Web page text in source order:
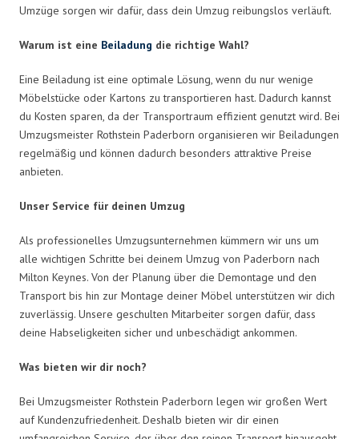
Umzüge sorgen wir dafür, dass dein Umzug reibungslos verläuft.
Warum ist eine Beiladung die richtige Wahl?
Eine Beiladung ist eine optimale Lösung, wenn du nur wenige
Möbelstücke oder Kartons zu transportieren hast. Dadurch kannst
du Kosten sparen, da der Transportraum effizient genutzt wird. Bei
Umzugsmeister Rothstein Paderborn organisieren wir Beiladungen
regelmäßig und können dadurch besonders attraktive Preise
anbieten.
Unser Service für deinen Umzug
Als professionelles Umzugsunternehmen kümmern wir uns um
alle wichtigen Schritte bei deinem Umzug von Paderborn nach
Milton Keynes. Von der Planung über die Demontage und den
Transport bis hin zur Montage deiner Möbel unterstützen wir dich
zuverlässig. Unsere geschulten Mitarbeiter sorgen dafür, dass
deine Habseligkeiten sicher und unbeschädigt ankommen.
Was bieten wir dir noch?
Bei Umzugsmeister Rothstein Paderborn legen wir großen Wert
auf Kundenzufriedenheit. Deshalb bieten wir dir einen